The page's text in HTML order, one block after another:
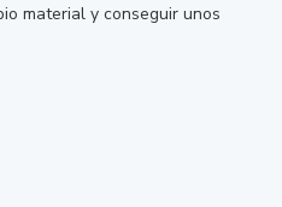
material y conseguir unos